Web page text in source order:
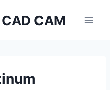
CAM